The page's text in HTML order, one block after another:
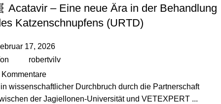
Acatavir – Eine neue Ära in der Behandlung
Katzenschnupfens (URTD)
17, 2026
robertvilv
Kommentare
wissenschaftlicher Durchbruch durch die Partnerschaft
der Jagiellonen-Universität und VETEXPERT ...